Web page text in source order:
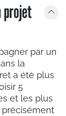
projet
par un
la
a été plus
5
et les plus
précisément